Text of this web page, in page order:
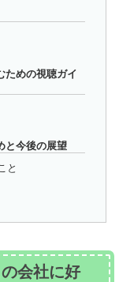
ための視聴ガイ
と今後の展望
と
会社に好